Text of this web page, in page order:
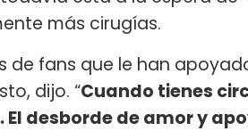
más cirugías.
de fans que le han
dijo. “Cuando tienes
desborde de amor y